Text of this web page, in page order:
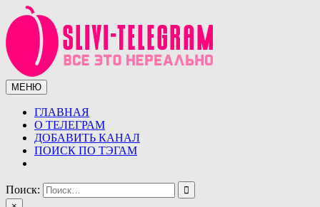
Перейти
к
содержимому
Сливы телеграмм (telegram)
Сливы ТГ (telegram) от курсов до слив знаменитостей.
Уникальная база слив ТГ
МЕНЮ
ГЛАВНАЯ
О ТЕЛЕГРАМ
ДОБАВИТЬ КАНАЛ
ПОИСК ПО ТЭГАМ
Поиск: